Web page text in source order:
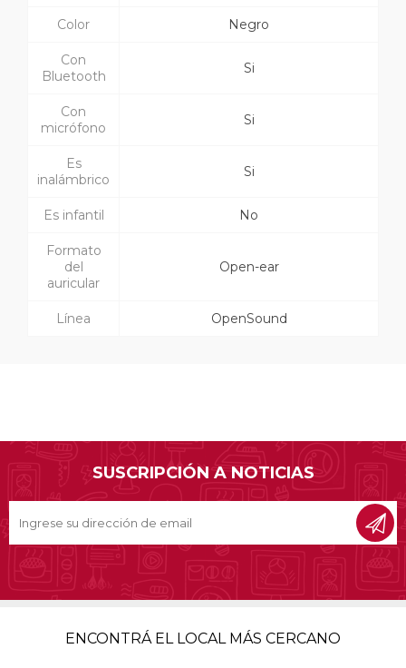
Color Negro
Con
Bluetooth
Si
Con
micrófono
Si
Es
inalámbrico
Si
Es infantil No
Formato
del
auricular
Open-ear
Línea OpenSound
SUSCRIPCIÓN A NOTICIAS
ENCONTRÁ EL LOCAL MÁS CERCANO